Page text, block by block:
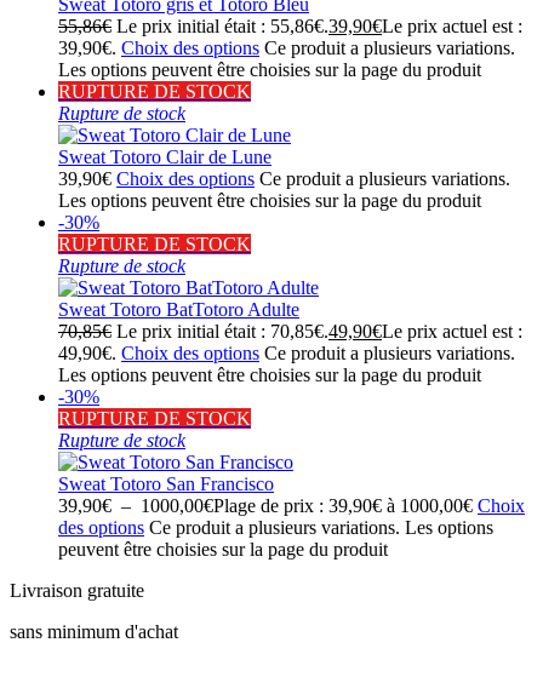
Sweat Totoro gris et Totoro Bleu
55,86€ Le prix initial était : 55,86€.39,90€Le prix actuel est :
39,90€. Choix des options Ce produit a plusieurs variations.
Les options peuvent être choisies sur la page du produit
RUPTURE DE STOCK
Rupture de stock
Sweat Totoro Clair de Lune
39,90€ Choix des options Ce produit a plusieurs variations.
Les options peuvent être choisies sur la page du produit
-30%
RUPTURE DE STOCK
Rupture de stock
Sweat Totoro BatTotoro Adulte
70,85€ Le prix initial était : 70,85€.49,90€Le prix actuel est :
49,90€. Choix des options Ce produit a plusieurs variations.
Les options peuvent être choisies sur la page du produit
-30%
RUPTURE DE STOCK
Rupture de stock
Sweat Totoro San Francisco
39,90€ – 1000,00€Plage de prix : 39,90€ à 1000,00€ Choix
des options Ce produit a plusieurs variations. Les options
peuvent être choisies sur la page du produit
Livraison gratuite
sans minimum d'achat